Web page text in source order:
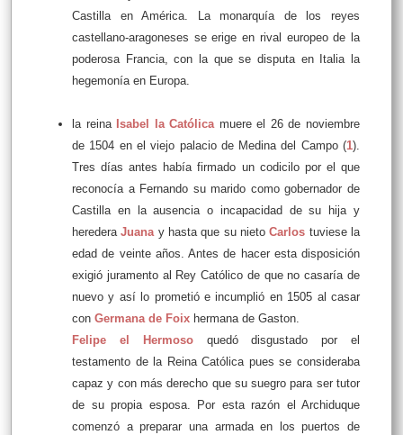
Castilla en América. La monarquía de los reyes
castellano-aragoneses se erige en rival europeo de la
poderosa Francia, con la que se disputa en Italia la
hegemonía en Europa.
la reina Isabel la Católica muere el 26 de noviembre
de 1504 en el viejo palacio de Medina del Campo (1).
Tres días antes había firmado un codicilo por el que
reconocía a Fernando su marido como gobernador de
Castilla en la ausencia o incapacidad de su hija y
herederaJuana y hasta que su nietoCarlos tuviese la
edad de veinte años. Antes de hacer esta disposición
exigió juramento al Rey Católico de que no casaría de
nuevo y así lo prometió e incumplió en 1505 al casar
con Germana de Foix hermana de Gaston.
Felipe el Hermoso
quedó disgustado por el
testamento de la Reina Católica pues se consideraba
capaz y con más derecho que su suegro para ser tutor
de su propia esposa. Por esta razón el Archiduque
comenzó a preparar una armada en los puertos de